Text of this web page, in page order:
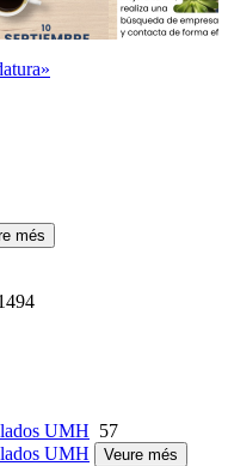
més
UMH 57
UMH
Veure més